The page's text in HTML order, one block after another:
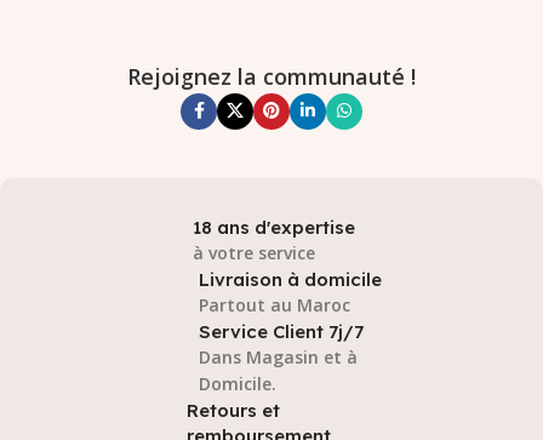
Rejoignez la communauté !
18 ans d'expertise
à votre service
Livraison à domicile
Partout au Maroc
Service Client 7j/7
Dans Magasin et à
Domicile.
Retours et
remboursement